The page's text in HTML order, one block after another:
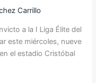
Carrillo
a la I Liga Élite del
este miércoles, nueve
el estadio Cristóbal